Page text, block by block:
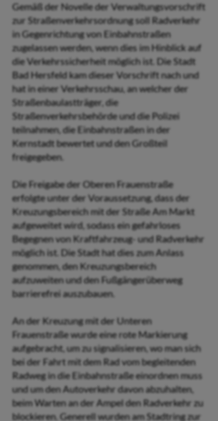
Gemäß der Novelle der Verwaltungsvorschrift
zur Straßenverkehrsordnung soll Radverkehr
in Gegenrichtung von Einbahnstraßen
zugelassen werden, wenn dies im Hinblick auf
die Verkehrssicherheit möglich ist. Die Stadt
Bad Hersfeld kam dieser Vorschrift nach und
hat in einer Verkehrsschau, an welcher der
Straßenbaulastträger, die
Straßenverkehrsbehörde und die Polizei
teilnahmen, die Einbahnstraßen in der
Kernstadt bewertet und den Großteil
freigegeben.
Die Freigabe der Oberen Frauenstraße
erfolgte unter der Voraussetzung, dass der
Kreuzungsbereich mit der Straße Am Markt
aufgeweitet wird, sodass ein gefahrloses
Begegnen von Kraftfahrzeug- und Radverkehr
möglich ist. Die Stadt hat dies zum Anlass
genommen, den Kreuzungsbereich
aufzuweiten und den Fußgängerüberweg
barrierefrei auszubauen.
An der Kreuzung mit der Unteren
Frauenstraße wurde eine rote Markierung
aufgebracht, um zu signalisieren, wo man sich
bei der Fahrt mit dem Rad vom begleitenden
Radweg in die Einbahnstraße einordnen muss
und um den Autoverkehr davon abzuhalten,
beim Warten an der Ampel den Radverkehr zu
blockieren. Generell wurden am Stadtring zur